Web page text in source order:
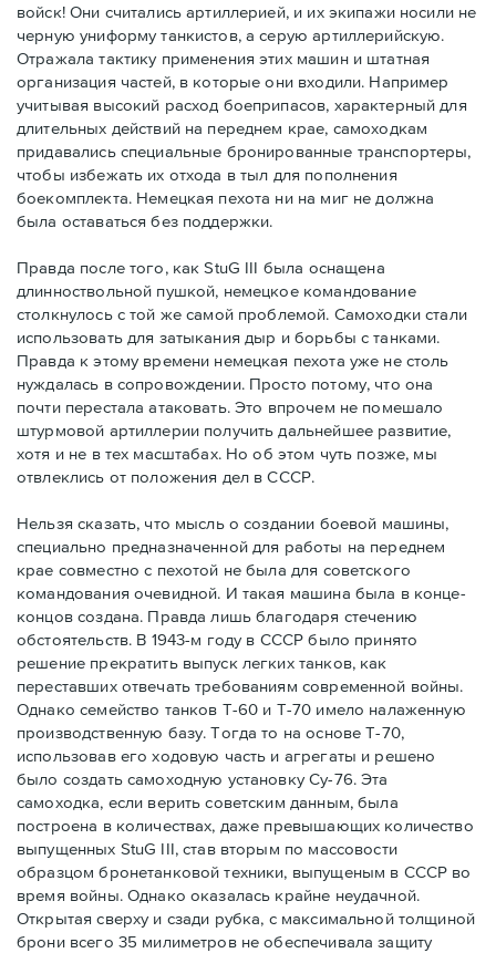
войск! Они считались артиллерией, и их экипажи носили не
черную униформу танкистов, а серую артиллерийскую.
Отражала тактику применения этих машин и штатная
организация частей, в которые они входили. Например
учитывая высокий расход боеприпасов, характерный для
длительных действий на переднем крае, самоходкам
придавались специальные бронированные транспортеры,
чтобы избежать их отхода в тыл для пополнения
боекомплекта. Немецкая пехота ни на миг не должна
была оставаться без поддержки.
Правда после того, как StuG III была оснащена
длинноствольной пушкой, немецкое командование
столкнулось с той же самой проблемой. Самоходки стали
использовать для затыкания дыр и борьбы с танками.
Правда к этому времени немецкая пехота уже не столь
нуждалась в сопровождении. Просто потому, что она
почти перестала атаковать. Это впрочем не помешало
штурмовой артиллерии получить дальнейшее развитие,
хотя и не в тех масштабах. Но об этом чуть позже, мы
отвлеклись от положения дел в СССР.
Нельзя сказать, что мысль о создании боевой машины,
специально предназначенной для работы на переднем
крае совместно с пехотой не была для советского
командования очевидной. И такая машина была в конце-
концов создана. Правда лишь благодаря стечению
обстоятельств. В 1943-м году в СССР было принято
решение прекратить выпуск легких танков, как
переставших отвечать требованиям современной войны.
Однако семейство танков Т-60 и Т-70 имело налаженную
производственную базу. Тогда то на основе Т-70,
использовав его ходовую часть и агрегаты и решено
было создать самоходную установку Су-76. Эта
самоходка, если верить советским данным, была
построена в количествах, даже превышающих количество
выпущенных StuG III, став вторым по массовости
образцом бронетанковой техники, выпущеным в СССР во
время войны. Однако оказалась крайне неудачной.
Открытая сверху и сзади рубка, с максимальной толщиной
брони всего 35 милиметров не обеспечивала защиту